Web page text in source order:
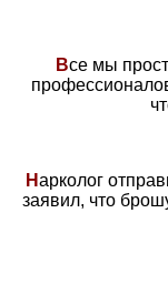
Все мы
Нарколог
заявил, что